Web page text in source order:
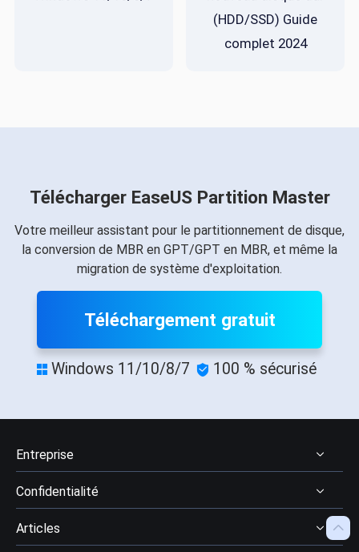

(HDD/SSD) Guide
complet 2024
Télécharger EaseUS Partition Master
Votre meilleur assistant pour le partitionnement de disque,
la conversion de MBR en GPT/GPT en MBR, et même la
migration de système d'exploitation.
Téléchargement gratuit
 Windows 11/10/8/7  100 % sécurisé
Entreprise
À Propos
Avis & récompenses
Confidentialité
Désinstaller
Articles